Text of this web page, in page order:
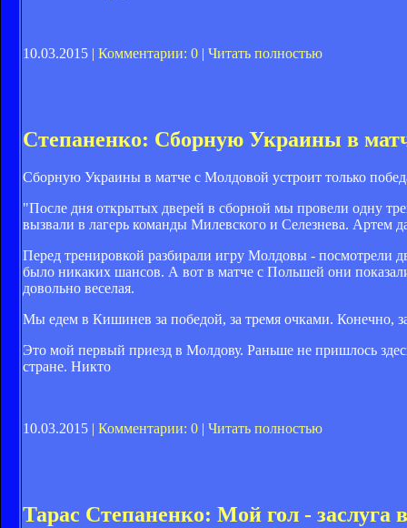
10.03.2015 | Комментарии: 0 | Читать полностью
Степаненко: Сборную Украины в
Сборную Украины в матче с Молдовой устроит только
"После дня открытых дверей в сборной мы провели одну
вызвали в лагерь команды Милевского и Селезнева. Артем
Перед тренировкой разбирали игру Молдовы - посмотрели
было никаких шансов. А вот в матче с Польшей они
довольно веселая.
Мы едем в Кишинев за победой, за тремя очками. Конечно,
Это мой первый приезд в Молдову. Раньше не пришлось
стране. Никто
10.03.2015 | Комментарии: 0 | Читать полностью
Тарас Степаненко: Мой гол - заслуга